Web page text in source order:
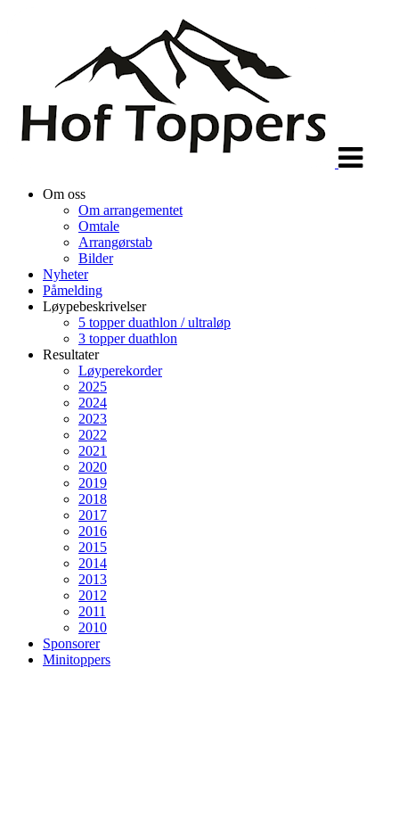
Om oss
Om arrangementet
Omtale
Arrangørstab
Bilder
Nyheter
Påmelding
Løypebeskrivelser
5 topper duathlon / ultraløp
3 topper duathlon
Resultater
Løyperekorder
2025
2024
2023
2022
2021
2020
2019
2018
2017
2016
2015
2014
2013
2012
2011
2010
Sponsorer
Minitoppers